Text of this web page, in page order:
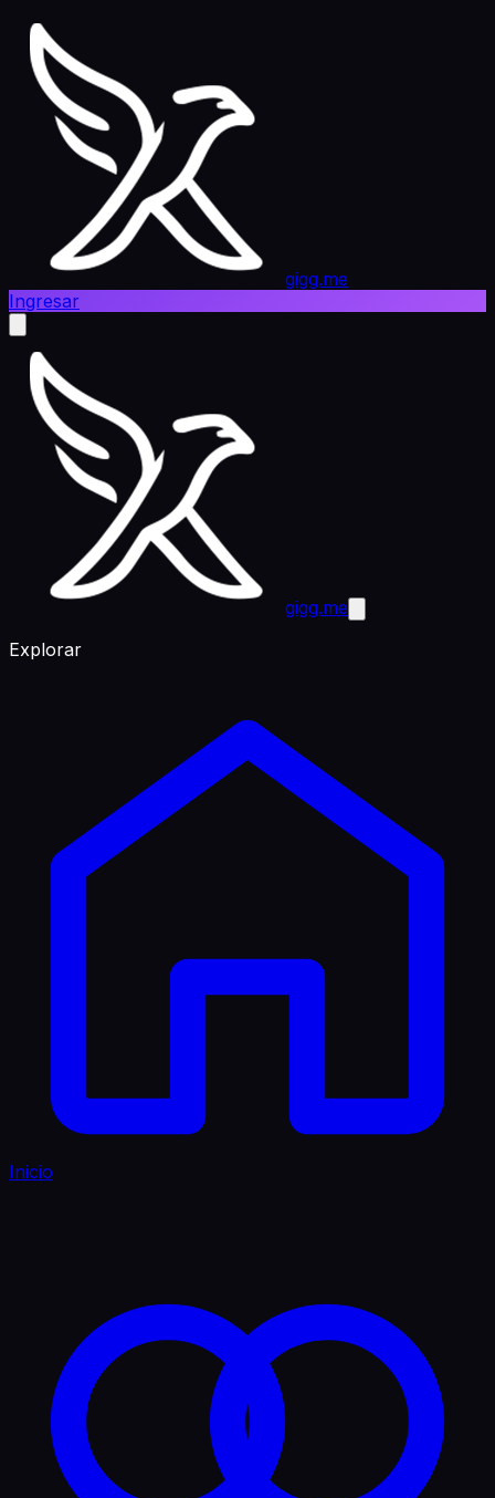
gigg.me
Ingresar
gigg.me
Explorar
Inicio